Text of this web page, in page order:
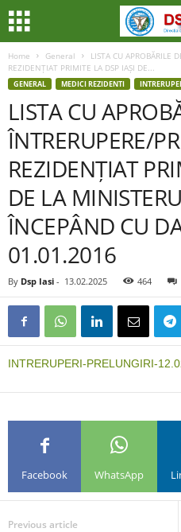
Home General
LISTA CU APROBĂRILE
REZIDENȚIAT PRIMITE LA DSP IAȘI DE...
GENERAL MEDICI REZIDENTI
LISTA CU
ÎNTRERUPERE/
REZIDENȚIAT
DE LA
ÎNCEPÂND CU
01.01.2016
By Dsp Iasi - 13.02.2025 464
INTRERUPERI-PRELUNGIRI-
Facebook WhatsApp
Previous article